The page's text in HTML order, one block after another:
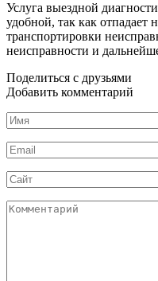
Услуга выездной
удобной, так как отпадает
транспортировки
неисправности и
Поделиться с друзьями
Добавить комментарий
Имя
*
Email
*
Сайт
Комментарий